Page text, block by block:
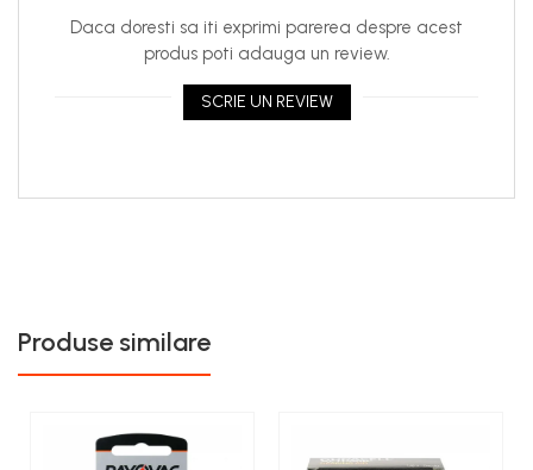
Daca doresti sa iti exprimi parerea despre acest
produs poti adauga un review.
SCRIE UN REVIEW
Produse similare